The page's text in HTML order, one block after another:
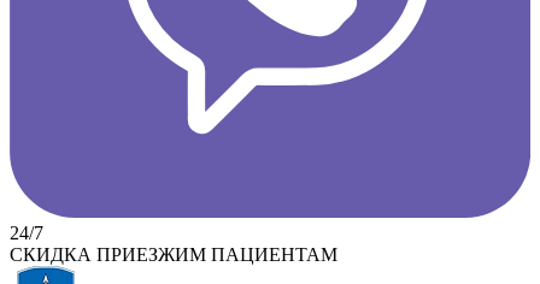
24/7
СКИДКА ПРИЕЗЖИМ ПАЦИЕНТАМ